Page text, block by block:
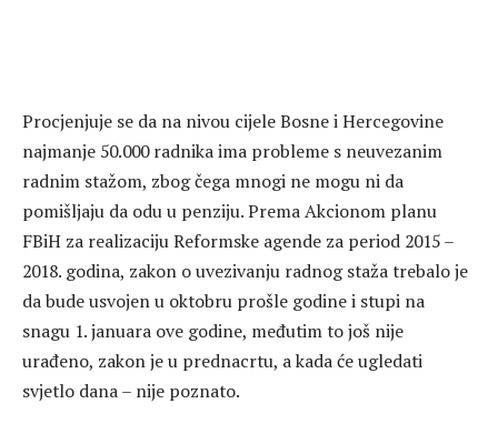
Procjenjuje se da na nivou cijele Bosne i Hercegovine
najmanje 50.000 radnika ima probleme s neuvezanim
radnim stažom, zbog čega mnogi ne mogu ni da
pomišljaju da odu u penziju. Prema Akcionom planu
FBiH za realizaciju Reformske agende za period 2015 –
2018. godina, zakon o uvezivanju radnog staža trebalo je
da bude usvojen u oktobru prošle godine i stupi na
snagu 1. januara ove godine, međutim to još nije
urađeno, zakon je u prednacrtu, a kada će ugledati
svjetlo dana – nije poznato.